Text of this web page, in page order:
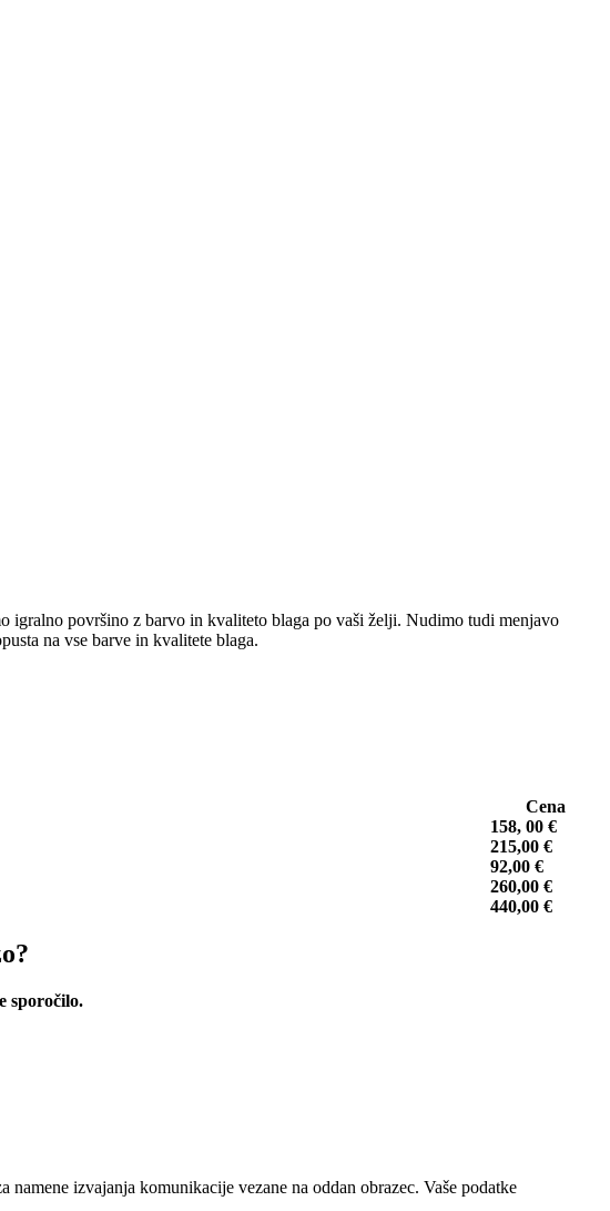
igralno površino z barvo in kvaliteto blaga po vaši želji. Nudimo tudi menjavo
na vse barve in kvalitete blaga.
Cena
158, 00 €
215,00 €
92,00 €
260,00 €
440,00 €
sporočilo.
izvajanja komunikacije vezane na oddan obrazec. Vaše podatke